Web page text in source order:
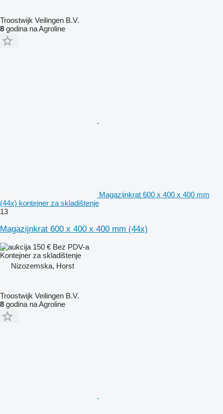
Troostwijk Veilingen B.V.
8 godina na Agroline
Magazijnkrat 600 x 400 x 400 mm
(44x) kontejner za skladištenje
13
Magazijnkrat 600 x 400 x 400 mm (44x)
150 € Bez PDV-a
Kontejner za skladištenje
Nizozemska, Horst
Troostwijk Veilingen B.V.
8 godina na Agroline